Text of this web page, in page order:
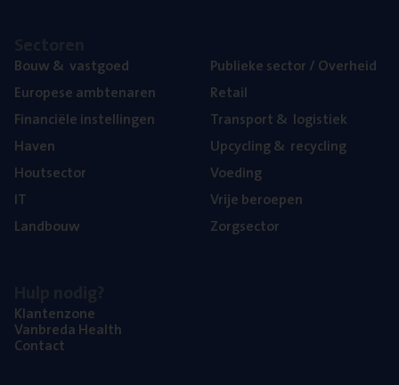
Bouw& vastgoed
Euro­pe­se ambtenaren
Finan­ci­ë­le instellingen
Haven
Hout­sec­tor
IT
Land­bouw
Publie­ke sec­tor / Overheid
Retail
Trans­port& logistiek
Upcy­cling& recycling
Voe­ding
Vrije beroe­pen
Zorg­sec­tor
Klan­ten­zo­ne
Van­b­re­da Health
Con­tact